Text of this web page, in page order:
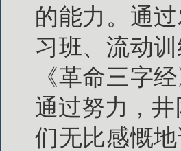
的能力。通
习班、流动
《革命三字
通过努力，
们无比感慨